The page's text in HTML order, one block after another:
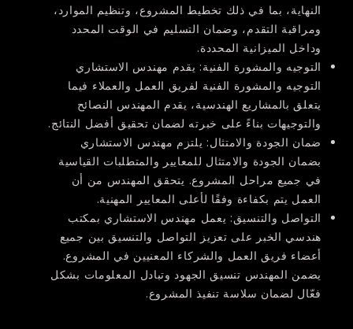
النهاية، بما في ذلك تخطيط المشروع، وتنظيم الموارد،
ومراقبة التقدم، وضمان التسليم في الوقت المحدد
وداخل الميزانية المحددة.
التوجيه والمشورة الفنية: يقدم مهندس الاستشاري
التوجيه والمشورة الفنية لفريق العمل والعملاء فيما
يتعلق بالمشاريع الهندسية، يقدم المهندس النصائح
والتوجيهات بناءً على خبرته لضمان تحقيق أفضل النتائج.
ضمان الجودة والامتثال: يلتزم مهندس الاستشاري
بضمان الجودة والامتثال للمعايير والمتطلبات القياسية
في جميع مراحل المشروع. يتحقق المهندس من أن
العمل يتم بكفاءة وفقًا لأعلى المعايير المهنية.
التواصل والتنسيق: يعمل مهندس الاستشاري بمكتب
هندسي الخبر على تعزيز التواصل والتنسيق بين جميع
أعضاء فريق العمل والشركاء المعنيين في المشروع.
يضمن المهندس تنسيق الجهود وتبادل المعلومات بشكل
فعّال لضمان سلاسة تنفيذ المشروع.